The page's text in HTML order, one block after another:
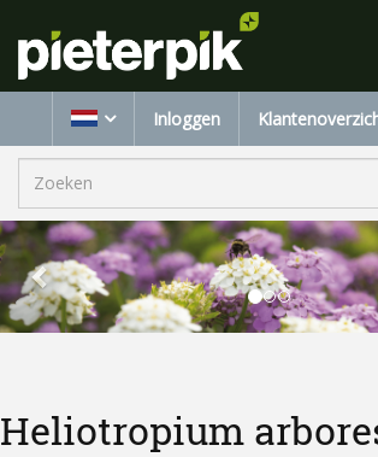
Inloggen
Heliotropium